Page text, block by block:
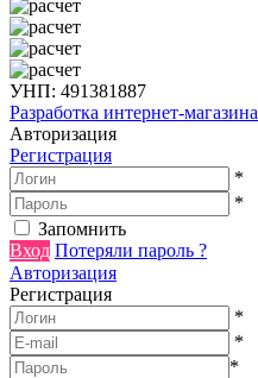
УНП: 491381887
Разработка интернет-магазина
Авторизация
Регистрация
*
*
Запомнить
Вход Потеряли пароль ?
Авторизация
Регистрация
*
*
*